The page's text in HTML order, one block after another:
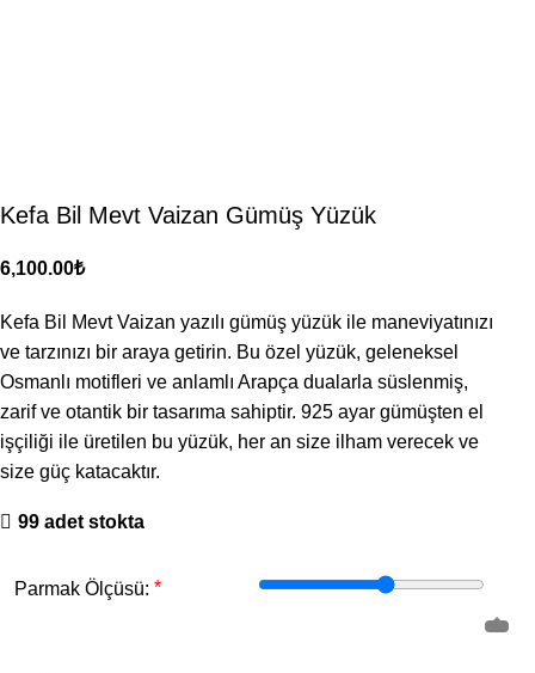
Kefa Bil Mevt Vaizan Gümüş Yüzük
₺
Kefa Bil Mevt Vaizan yazılı gümüş yüzük ile maneviyatınızı
ve tarzınızı bir araya getirin. Bu özel yüzük, geleneksel
Osmanlı motifleri ve anlamlı Arapça dualarla süslenmiş,
zarif ve otantik bir tasarıma sahiptir. 925 ayar gümüşten el
işçiliği ile üretilen bu yüzük, her an size ilham verecek ve
size güç katacaktır.
99 adet stokta
Parmak Ölçüsü: *